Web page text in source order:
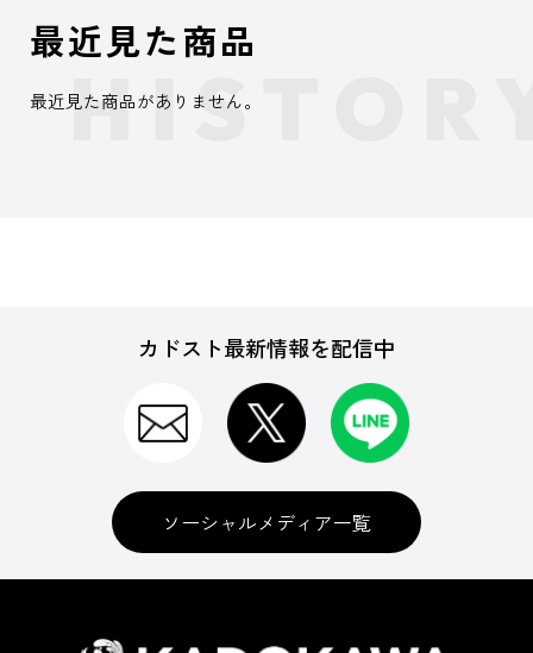
最近見た商品
最近見た商品がありません。
カドスト最新情報を配信中
ソーシャルメディア一覧